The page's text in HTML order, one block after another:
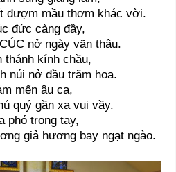
đượm mầu thơm khác vời.
đức càng đầy,
nở ngày vãn thâu.
thánh kính chầu,
núi nở đầu trăm hoa.
mến âu ca,
quý gần xa vui vầy.
phó trong tay,
giả hương bay ngạt ngào.